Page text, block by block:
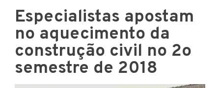
Especialistas apostam
no aquecimento da
construção civil no 2o
semestre de 2018